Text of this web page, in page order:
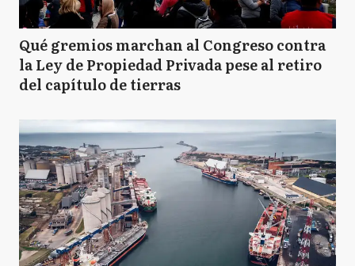
Qué gremios marchan al Congreso contra
la Ley de Propiedad Privada pese al retiro
del capítulo de tierras